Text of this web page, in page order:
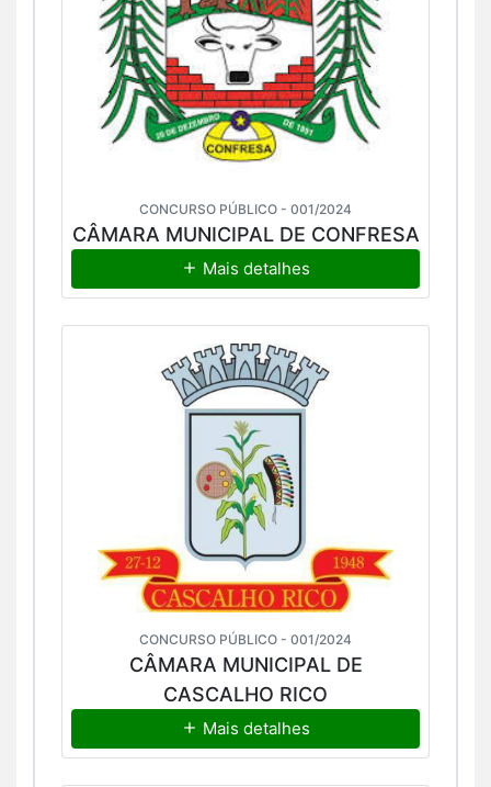
CONCURSO PÚBLICO - 001/2024
CÂMARA MUNICIPAL DE CONFRESA
Mais detalhes
CONCURSO PÚBLICO - 001/2024
CÂMARA MUNICIPAL DE
CASCALHO RICO
Mais detalhes